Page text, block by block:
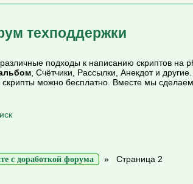
техподдержки
подходы к написанию скриптов на
, Счётчики, Рассылки, Анекдот и
скрипты можно бесплатно. Вместе мы сделаем
с доработкой форума » Страница 2